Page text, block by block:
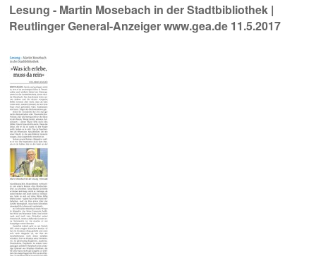
Lesung - Martin Mosebach in der Stadtbibliothek |
Reutlinger General-Anzeiger www.gea.de 11.5.2017